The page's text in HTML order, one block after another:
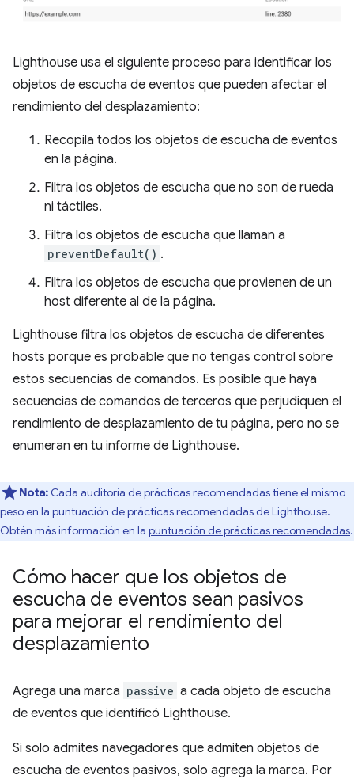
Lighthouse usa el siguiente proceso para identificar los
objetos de escucha de eventos que pueden afectar el
rendimiento del desplazamiento:
Recopila todos los objetos de escucha de eventos
en la página.
Filtra los objetos de escucha que no son de rueda
ni táctiles.
Filtra los objetos de escucha que llaman a
preventDefault() .
Filtra los objetos de escucha que provienen de un
host diferente al de la página.
Lighthouse filtra los objetos de escucha de diferentes
hosts porque es probable que no tengas control sobre
estos secuencias de comandos. Es posible que haya
secuencias de comandos de terceros que perjudiquen el
rendimiento de desplazamiento de tu página, pero no se
enumeran en tu informe de Lighthouse.
Nota: Cada auditoría de prácticas recomendadas tiene el mismo
peso en la puntuación de prácticas recomendadas de Lighthouse.
Obtén más información en la puntuación de prácticas recomendadas.
Cómo hacer que los objetos de
escucha de eventos sean pasivos
para mejorar el rendimiento del
desplazamiento
Agrega una marca passive a cada objeto de escucha
de eventos que identificó Lighthouse.
Si solo admites navegadores que admiten objetos de
escucha de eventos pasivos, solo agrega la marca. Por